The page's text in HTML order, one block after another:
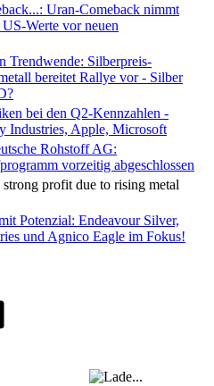
Uran-Comeback nimmt
Werte vor neuen
Trendwende: Silberpreis-
bereitet Rallye vor - Silber
bei den Q2-Kennzahlen -
Industries, Apple, Microsoft
Rohstoff AG:
vorzeitig abgeschlossen
profit due to rising metal
Potenzial: Endeavour Silver,
und Agnico Eagle im Fokus!